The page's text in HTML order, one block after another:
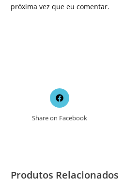
próxima vez que eu comentar.
Opens
in
new
Share on Facebook
Produtos Relacionados